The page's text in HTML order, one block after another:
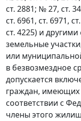
ст. 2881; № 27, ст.
ст. 6961, ст. 6971,
ст. 4225) и
земельные
или
в безвозмездное
допускается
граждан,
соответствии с
члены этого